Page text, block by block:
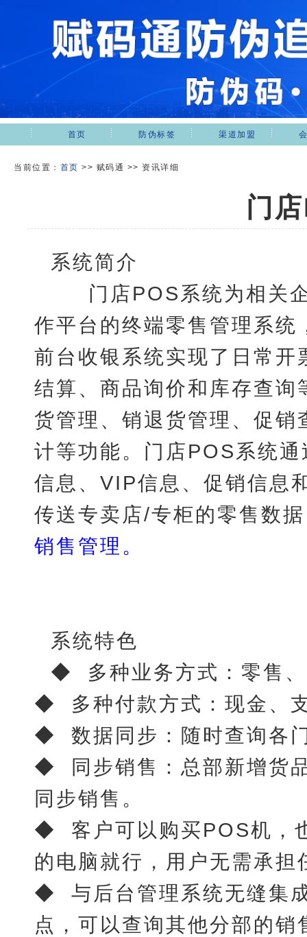
首页 防伪标签 渠道加盟
当前位置： 首页 >> 赋码通 >> 资讯详细
门
系统简介
门店POS系统为相关企
作平台的终端零售管理系
前台收银系统实现了日常
结算、商品询价和库存查
货管理、销退货管理、促
计等功能。门店POS系统
信息、VIP信息、促销信息
传送专卖店/专柜的零售数
销售管理。
系统特色
◆ 多种业务方式：零售、
◆ 多种付款方式：现金、
◆ 数据同步：随时查询各
◆ 同步销售：总部新增货
同步销售。
◆ 客户可以购买POS机，
的电脑就行，用户无需承
◆ 与后台管理系统无缝集
点，可以查询其他分部的